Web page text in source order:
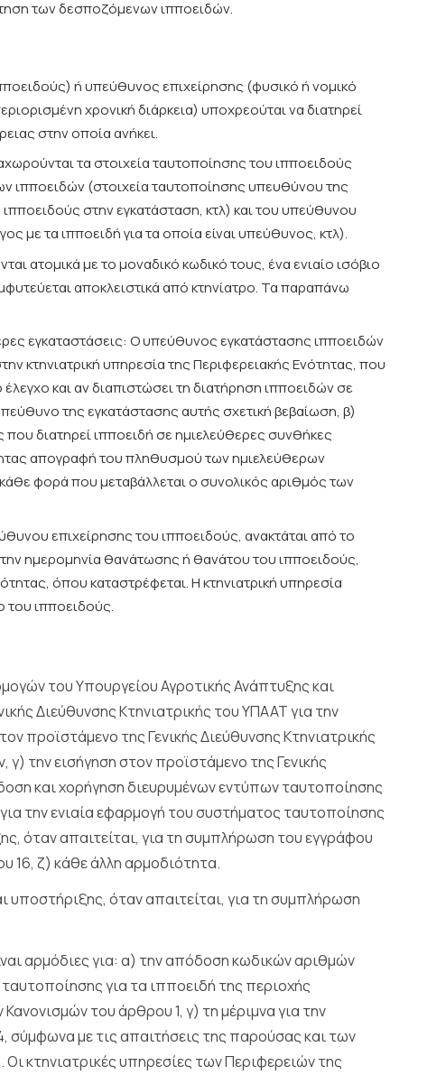
των δεσποζόμενων ιπποειδών.
ή υπεύθυνος επιχείρησης (φυσικό ή νομικό
χρονική διάρκεια) υποχρεούται να διατηρεί
στην οποία ανήκει.
τα στοιχεία ταυτοποίησης του ιπποειδούς
ιπποειδών (στοιχεία ταυτοποίησης υπευθύνου της
στην εγκατάσταση, κτλ) και του υπεύθυνου
με τα ιπποειδή για τα οποία είναι υπεύθυνος, κτλ).
ατομικά με το μοναδικό κωδικό τους, ένα ενιαίο ισόβιο
αποκλειστικά από κτηνίατρο. Τα παραπάνω
εγκαταστάσεις: Ο υπεύθυνος εγκατάστασης ιπποειδών
κτηνιατρική υπηρεσία της Περιφερειακής Ενότητας, που
και αν διαπιστώσει τη διατήρηση ιπποειδών σε
της εγκατάστασης αυτής σχετική βεβαίωση, β)
διατηρεί ιπποειδή σε ημιελεύθερες συνθήκες
απογραφή του πληθυσμού των ημιελεύθερων
φορά που μεταβάλλεται ο συνολικός αριθμός των
επιχείρησης του ιπποειδούς, ανακτάται από το
ημερομηνία θανάτωσης ή θανάτου του ιπποειδούς,
όπου καταστρέφεται. Η κτηνιατρική υπηρεσία
του ιπποειδούς.
του Υπουργείου Αγροτικής Ανάπτυξης και
Διεύθυνσης Κτηνιατρικής του ΥΠΑΑΤ για την
προϊστάμενο της Γενικής Διεύθυνσης Κτηνιατρικής
την εισήγηση στον προϊστάμενο της Γενικής
και χορήγηση διευρυμένων εντύπων ταυτοποίησης
την ενιαία εφαρμογή του συστήματος ταυτοποίησης
όταν απαιτείται, για τη συμπλήρωση του εγγράφου
16, ζ) κάθε άλλη αρμοδιότητα.
υποστήριξης, όταν απαιτείται, για τη συμπλήρωση
αρμόδιες για: α) την απόδοση κωδικών αριθμών
για τα ιπποειδή της περιοχής
του άρθρου 1, γ) τη μέριμνα για την
σύμφωνα με τις απαιτήσεις της παρούσας και των
κτηνιατρικές υπηρεσίες των Περιφερειών της